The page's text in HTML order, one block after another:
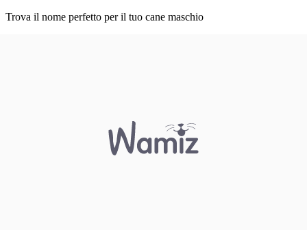
Trova il nome perfetto per il tuo cane maschio